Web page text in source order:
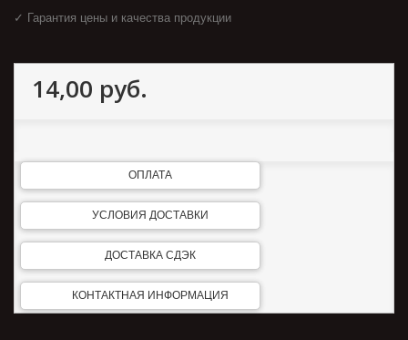
✓ Гарантия цены и качества продукции
14,00 руб.
ОПЛАТА
УСЛОВИЯ ДОСТАВКИ
ДОСТАВКА СДЭК
КОНТАКТНАЯ ИНФОРМАЦИЯ